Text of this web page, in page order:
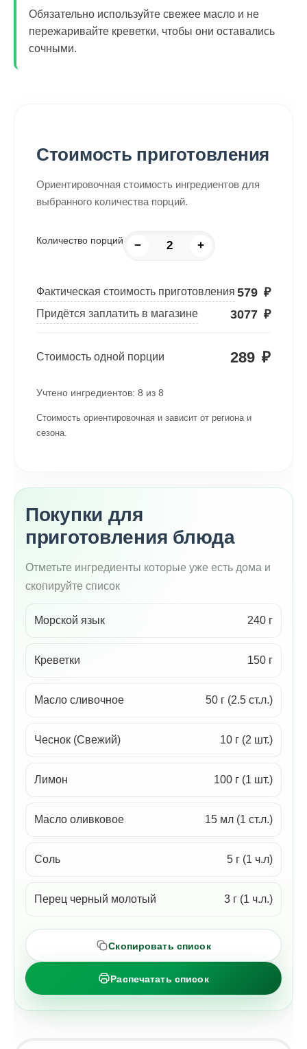
Обязательно используйте свежее масло и не
пережаривайте креветки, чтобы они оставались
сочными.
Стоимость приготовления
Ориентировочная стоимость ингредиентов для
выбранного количества порций.
Количество порций − +
Фактическая стоимость приготовления 579 ₽
Придётся заплатить в магазине 3077 ₽
Стоимость одной порции 289 ₽
Учтено ингредиентов: 8 из 8
Стоимость ориентировочная и зависит от региона и
сезона.
Покупки для
приготовления блюда
Отметьте ингредиенты которые уже есть дома и
скопируйте список
Морской язык 240 г
Креветки 150 г
Масло сливочное 50 г (2.5 ст.л.)
Чеснок (Свежий) 10 г (2 шт.)
Лимон 100 г (1 шт.)
Масло оливковое 15 мл (1 ст.л.)
Соль 5 г (1 ч.л)
Перец черный молотый 3 г (1 ч.л.)
Скопировать список
Распечатать список